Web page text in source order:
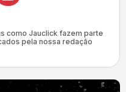
como Jauclick fazem parte
pela nossa redação